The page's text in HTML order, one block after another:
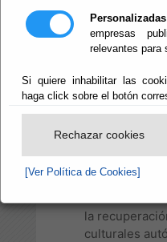
Personalizadas
empresas
relevantes para
Si quiere inhabilitar las
haga click sobre el botón
Rechazar cookies
[Ver Política de Cookies]
Provincial de
política de
cultural centrada
Atender las
los municipios
Posibilitar la
diferentes
culturales.
la
culturales